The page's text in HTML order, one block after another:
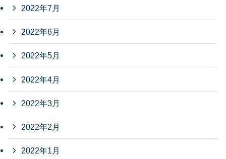
2022年7月
2022年6月
2022年5月
2022年4月
2022年3月
2022年2月
2022年1月